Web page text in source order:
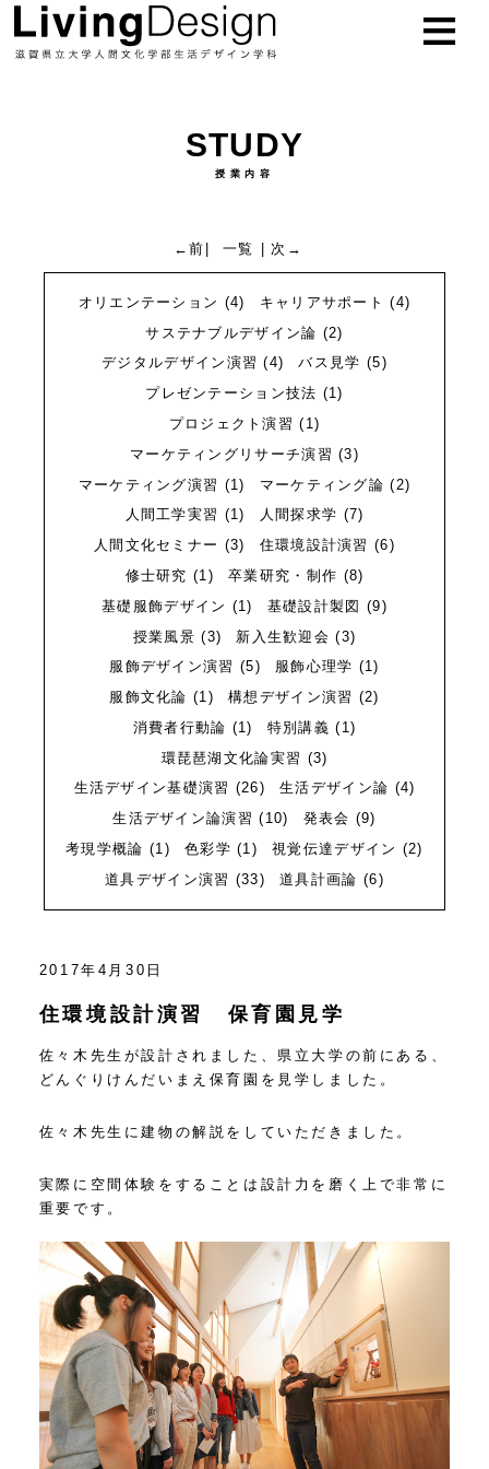
学科概要ABOUT
研究紹介RESEARCH
授業紹介STUDY
進路CAREER
入試EXAM
質問Q&A
STUDY
授業内容
←前 | 一覧 |次→
オリエンテーション (4) キャリアサポート (4)
サステナブルデザイン論 (2)
デジタルデザイン演習 (4) バス見学 (5)
プレゼンテーション技法 (1)
プロジェクト演習 (1)
マーケティングリサーチ演習 (3)
マーケティング演習 (1) マーケティング論 (2)
人間工学実習 (1) 人間探求学 (7)
人間文化セミナー (3) 住環境設計演習 (6)
修士研究 (1) 卒業研究・制作 (8)
基礎服飾デザイン (1) 基礎設計製図 (9)
授業風景 (3) 新入生歓迎会 (3)
服飾デザイン演習 (5) 服飾心理学 (1)
服飾文化論 (1) 構想デザイン演習 (2)
消費者行動論 (1) 特別講義 (1)
環琵琶湖文化論実習 (3)
生活デザイン基礎演習 (26) 生活デザイン論 (4)
生活デザイン論演習 (10) 発表会 (9)
考現学概論 (1) 色彩学 (1) 視覚伝達デザイン (2)
道具デザイン演習 (33) 道具計画論 (6)
2017年4月30日
住環境設計演習 保育園見学
佐々木先生が設計されました、県立大学の前にある、
どんぐりけんだいまえ保育園を見学しました。
佐々木先生に建物の解説をしていただきました。
実際に空間体験をすることは設計力を磨く上で非常に
重要です。